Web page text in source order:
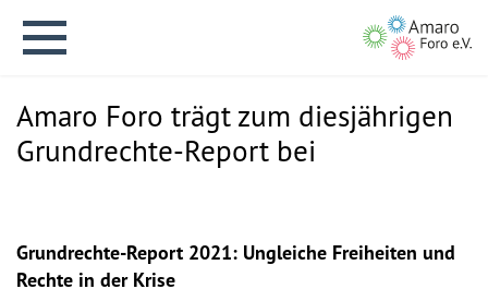
Amaro Foro trägt zum diesjährigen
Grundrechte-Report bei
Grundrechte-Report 2021: Ungleiche Freiheiten und
Rechte in der Krise